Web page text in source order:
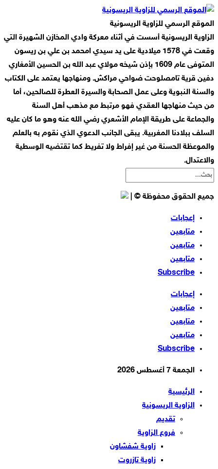
الموقع الرسمي للزاوية الريسونية
الزاوية الريسونية أسست في أثناء معركة وادي المخازن الشهيرة التي
وقعت في 1578 ميلادية على يد سيدي امحمد بن علي بن ريسون
المتوفى عام 1609 بإذن شيخه مولاي عبد الله بن الحسين الأمغاري
دفين قرية تامصلوحت ضواحي مراكش. ومنهاجها يعتمد على الكتاب
والسنة النبوية وعلى عمل الصحابة والسيرة العطرة للصالحين، أما
من حيث منهاجها العقدي فهو مرتبط مع مذهب أهل السنة
والجماعة على طريقة الإمام الأشعري رضي الله عنه وهو ما كان عليه
السلف ببلادنا المغربية. يبقى الجانب الدعوي الذي نقوم به بالعلم
والموعظة الحسنة من غير إفراط ولا تفريط كما تقتضيه الوسطية
والاعتدال.
جميع الحقوق محفوظة © |
إعجابات
متابعين
متابعين
متابعين
Subscribe
إعجابات
متابعين
متابعين
متابعين
Subscribe
الجمعة 7 أغسطس 2026
الرئيسية
الزاوية الريسونية
تقديم
فروع الزاوية
زاوية شفشاون
زاوية تازروت